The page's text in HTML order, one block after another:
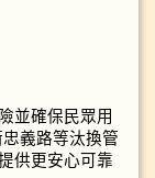
並確保民眾用
義路等汰換管
供更安心可靠